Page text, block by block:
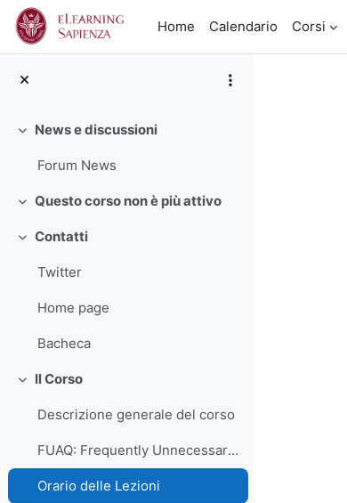
Vai al contenuto principale
Home
Calendario Corsi
Minimizza
News e discussioni
Forum News
Minimizza
Questo corso non è più attivo
Minimizza
Contatti
Twitter
Home page
Bacheca
Minimizza
Il Corso
Descrizione generale del corso
FUAQ: Frequently Unnecessary Asked Questions
Orario delle Lezioni